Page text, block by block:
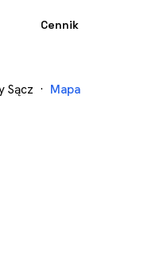
Cennik
Sącz · Mapa